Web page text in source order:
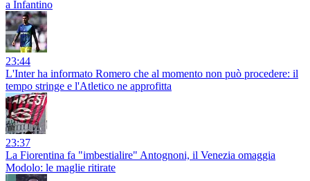
a Infantino
23:44
L'Inter ha informato Romero che al momento non può procedere: il
tempo stringe e l'Atletico ne approfitta
23:37
La Fiorentina fa "imbestialire" Antognoni, il Venezia omaggia
Modolo: le maglie ritirate